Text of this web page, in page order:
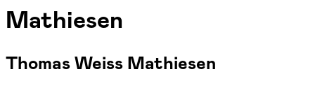
Mathiesen
Thomas Weiss Mathiesen